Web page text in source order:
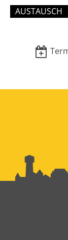
AUSTAUSCH